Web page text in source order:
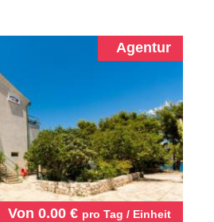
Von 0.00 € pro Tag / Einheit
Agentur